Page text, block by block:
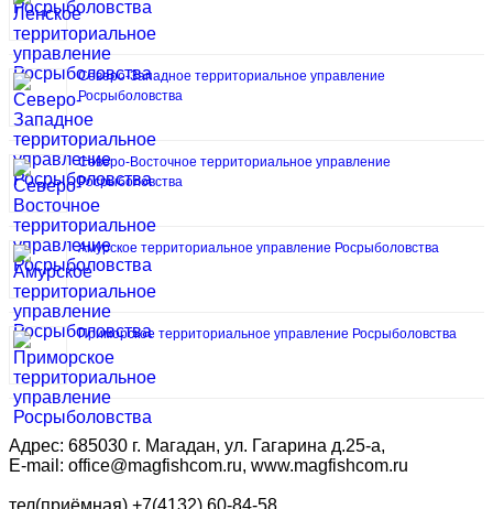
Северо-Западное территориальное управление
Росрыболовства
Северо-Восточное территориальное управление
Росрыболовства
Амурское территориальное управление Росрыболовства
Приморское территориальное управление Росрыболовства
Адрес: 685030 г. Магадан, ул. Гагарина д.25-а,
E-mail: office@magfishcom.ru, www.magfishcom.ru